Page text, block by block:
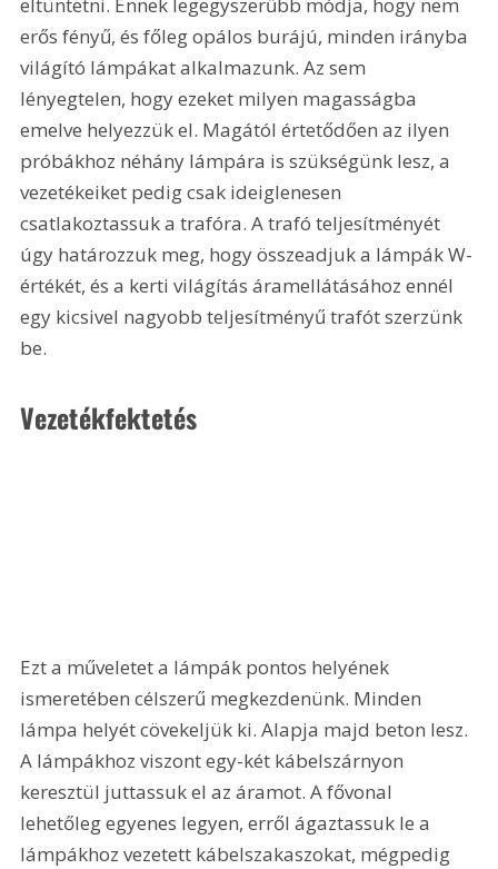
erős fényű, és főleg opálos burájú, minden irányba
világító lámpákat alkalmazunk. Az sem
lényegtelen, hogy ezeket milyen magasságba
emelve helyezzük el. Magától értetődően az ilyen
próbákhoz néhány lámpára is szükségünk lesz, a
vezetékeiket pedig csak ideiglenesen
csatlakoztassuk a trafóra. A trafó teljesítményét
úgy határozzuk meg, hogy összeadjuk a lámpák W-
értékét, és a kerti világítás áramellátásához ennél
egy kicsivel nagyobb teljesítményű trafót szerzünk
be.
Vezetékfektetés
Ezt a műveletet a lámpák pontos helyének
ismeretében célszerű megkezdenünk. Minden
lámpa helyét cövekeljük ki. Alapja majd beton lesz.
A lámpákhoz viszont egy-két kábelszárnyon
keresztül juttassuk el az áramot. A fővonal
lehetőleg egyenes legyen, erről ágaztassuk le a
lámpákhoz vezetett kábelszakaszokat, mégpedig